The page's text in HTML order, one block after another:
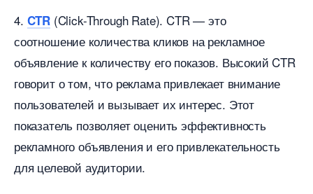
4. CTR (Click-Through Rate). CTR — это
соотношение количества кликов на рекламное
объявление к количеству его показов. Высокий CTR
оворит о том, что реклама привлекает внимание
пользователей и вызывает их интерес. Этот
показатель позволяет оценить эффективность
рекламного объявления и его привлекательность
для целевой аудитории.